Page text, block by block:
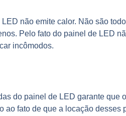
não emite calor. Não são
Pelo fato do painel de LED
incômodos.
do painel de LED garante que
ao fato de que a locação